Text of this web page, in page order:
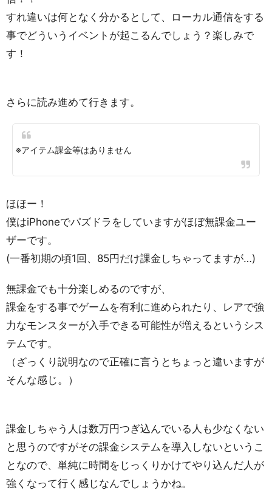
すれ違いは何となく分かるとして、ローカル通信をする
事でどういうイベントが起こるんでしょう？楽しみで
す！
さらに読み進めて行きます。
※アイテム課金等はありません
ほほー！
僕はiPhoneでパズドラをしていますがほぼ無課金ユー
ザーです。
(一番初期の頃1回、85円だけ課金しちゃってますが…)
無課金でも十分楽しめるのですが、
課金をする事でゲームを有利に進められたり、レアで強
力なモンスターが入手できる可能性が増えるというシス
テムです。
（ざっくり説明なので正確に言うとちょっと違いますが
そんな感じ。）
課金しちゃう人は数万円つぎ込んでいる人も少なくない
と思うのですがその課金システムを導入しないというこ
となので、単純に時間をじっくりかけてやり込んだ人が
強くなって行く感じなんでしょうかね。